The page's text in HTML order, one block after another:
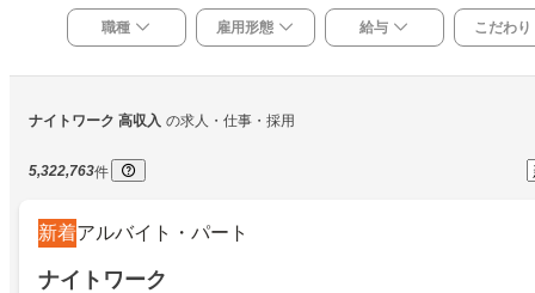
職種 雇用形態 給与 こだわり
ナイトワーク 高収入 の求人・仕事・採用
5,322,763件
新着アルバイト・パート
ナイトワーク